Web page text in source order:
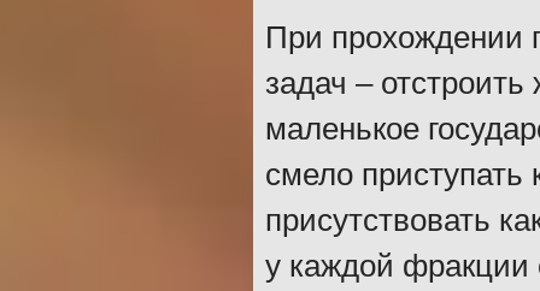
При прохождении
задач –
маленькое
смело
присутствовать
у каждой фракции